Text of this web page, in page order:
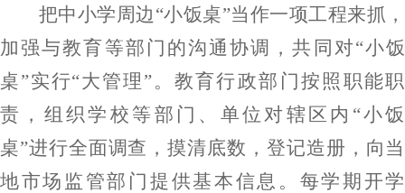
把中小学周边 “小饭桌”当作一项工程来抓，
加强与教育等部门的沟通协调 ，共同对“小饭
桌”实行“大管理”。 教育行政部门按照职能职
责，组织学校等部门、单位对辖区内 “小饭
桌”进行全面调查，摸清底数，登记造册，向当
地市场 监管部门提供基本信息。每学期开学